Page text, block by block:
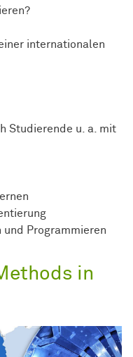
internationalen
Studierende u. a. mit
Programmieren
in